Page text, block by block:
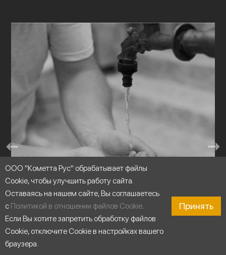
ООО "Кометта Рус" обрабатывает файлы
Cookie, чтобы улучшить работу сайта.
Оставаясь на нашем сайте, Вы соглашаетесь
с Политикой в отношении файлов Cookie.
Если Вы хотите запретить обработку файлов
Cookie, отключите Cookie в настройках вашего
браузера.
Принять